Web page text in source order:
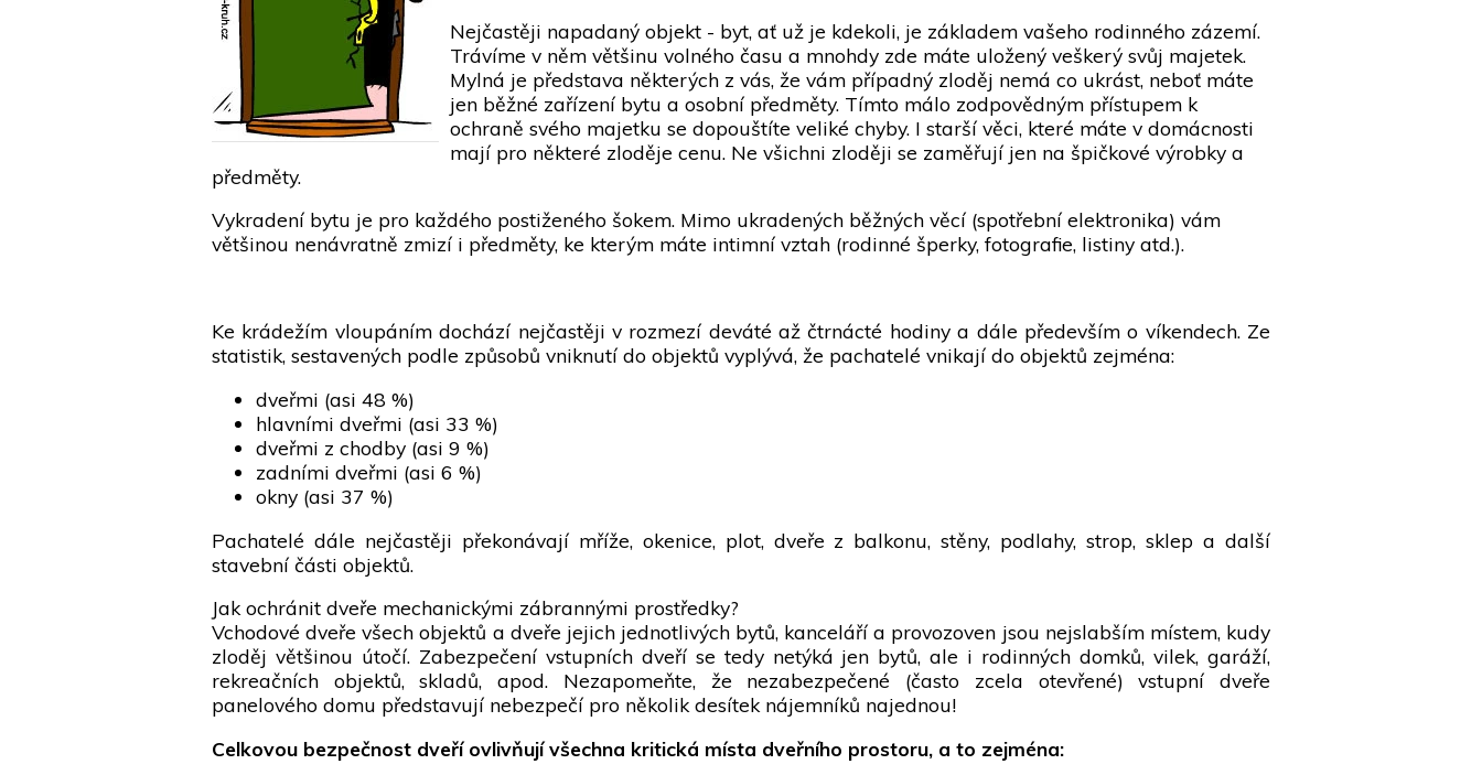
Nejčastěji napadaný objekt - byt, ať už je kdekoli, je základem vašeho rodinného zázemí.
Trávíme v něm většinu volného času a mnohdy zde máte uložený veškerý svůj majetek.
Mylná je představa některých z vás, že vám případný zloděj nemá co ukrást, neboť máte
jen běžné zařízení bytu a osobní předměty. Tímto málo zodpovědným přístupem k
ochraně svého majetku se dopouštíte veliké chyby. I starší věci, které máte v domácnosti
mají pro některé zloděje cenu. Ne všichni zloději se zaměřují jen na špičkové výrobky a
předměty.
Vykradení bytu je pro každého postiženého šokem. Mimo ukradených běžných věcí (spotřební elektronika) vám
většinou nenávratně zmizí i předměty, ke kterým máte intimní vztah (rodinné šperky, fotografie, listiny atd.).
Ke krádežím vloupáním dochází nejčastěji v rozmezí deváté až čtrnácté hodiny a dále především o víkendech. Ze
statistik, sestavených podle způsobů vniknutí do objektů vyplývá, že pachatelé vnikají do objektů zejména:
dveřmi (asi 48 %)
hlavními dveřmi (asi 33 %)
dveřmi z chodby (asi 9 %)
zadními dveřmi (asi 6 %)
okny (asi 37 %)
Pachatelé dále nejčastěji překonávají mříže, okenice, plot, dveře z balkonu, stěny, podlahy, strop, sklep a další
stavební části objektů.
Jak ochránit dveře mechanickými zábrannými prostředky?
Vchodové dveře všech objektů a dveře jejich jednotlivých bytů, kanceláří a provozoven jsou nejslabším místem, kudy
zloděj většinou útočí. Zabezpečení vstupních dveří se tedy netýká jen bytů, ale i rodinných domků, vilek, garáží,
rekreačních objektů, skladů, apod. Nezapomeňte, že nezabezpečené (často zcela otevřené) vstupní dveře
panelového domu představují nebezpečí pro několik desítek nájemníků najednou!
Celkovou bezpečnost dveří ovlivňují všechna kritická místa dveřního prostoru, a to zejména: